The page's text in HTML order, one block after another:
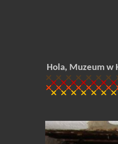
Hola, Muzeum w